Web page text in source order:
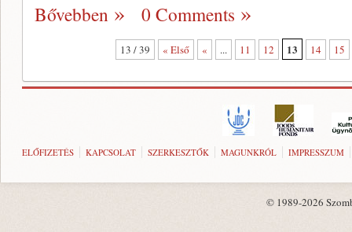
Bővebben 0 Comments
13 / 39 « Első « ... 11 12 13 14 15
ELŐFIZETÉS KAPCSOLAT SZERKESZTŐK MAGUNKRÓL IMPRESSZUM
© 1989-2026